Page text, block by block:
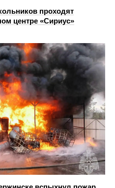
проходят
центре «Сириус»